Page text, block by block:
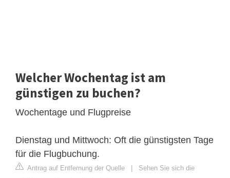
Welcher Wochentag ist am
günstigen zu buchen?
Wochentage und Flugpreise
Dienstag und Mittwoch: Oft die günstigsten Tage
für die Flugbuchung.
Antrag auf Entfernung der Quelle | Sehen Sie sich die